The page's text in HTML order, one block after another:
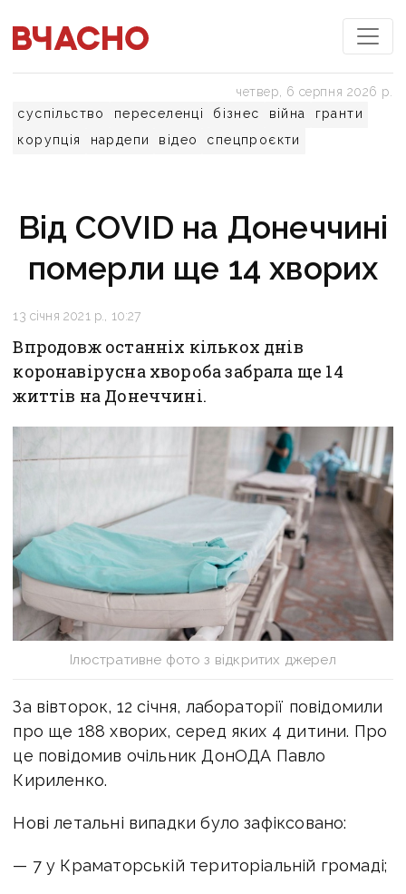
суспільство переселенці бізнес війна
гранти
корупція
нардепи відео спецпроєкти
четвер, 6 серпня 2026 р.
Від COVID на Донеччині
померли ще 14 хворих
13 січня 2021 р., 10:27
Впродовж останніх кількох днів
коронавірусна хвороба забрала ще 14
життів на Донеччині.
Ілюстративне фото з відкритих джерел
За вівторок, 12 січня, лабораторії повідомили
про ще 188 хворих, серед яких 4 дитини. Про
це повідомив очільник ДонОДА Павло
Кириленко.
Нові летальні випадки було зафіксовано:
— 7 у Краматорській територіальній громаді;